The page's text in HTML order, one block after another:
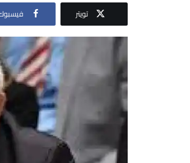
تويتر